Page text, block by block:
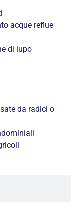
acque reflue
di lupo
da radici o